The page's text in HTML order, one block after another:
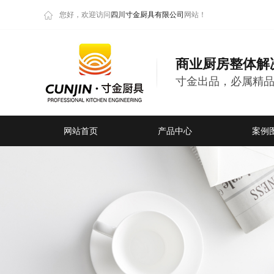
您好，欢迎访问 四川寸金厨具有限公司 网站！
商业厨房整体
寸金出品，必属精品
网站首页 产品中心 案例